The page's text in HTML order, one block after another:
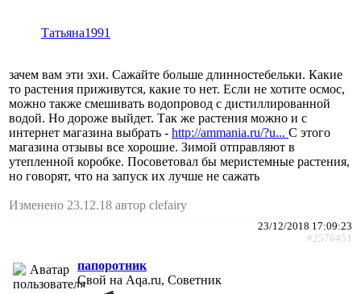
Татьяна1991
зачем вам эти эхи. Сажайте больше длинностебельки. Какие
то растения приживутся, какие то нет. Если не хотите осмос,
можно также смешивать водопровод с дистиллированной
водой. Но дороже выйдет. Так же растения можно и с
интернет магазина выбрать - http://ammania.ru/?u... С этого
магазина отзывы все хорошие. Зимой отправляют в
утепленной коробке. Посоветовал бы меристемные растения,
но говорят, что на запуск их лучше не сажать
Изменено 23.12.18 автор clefairy
23/12/2018 17:09:23
#2576451
папоротник
Свой на Aqa.ru, Советник